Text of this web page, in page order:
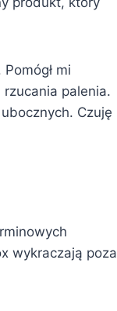
mi
palenia.
Czuję
wykraczają poza